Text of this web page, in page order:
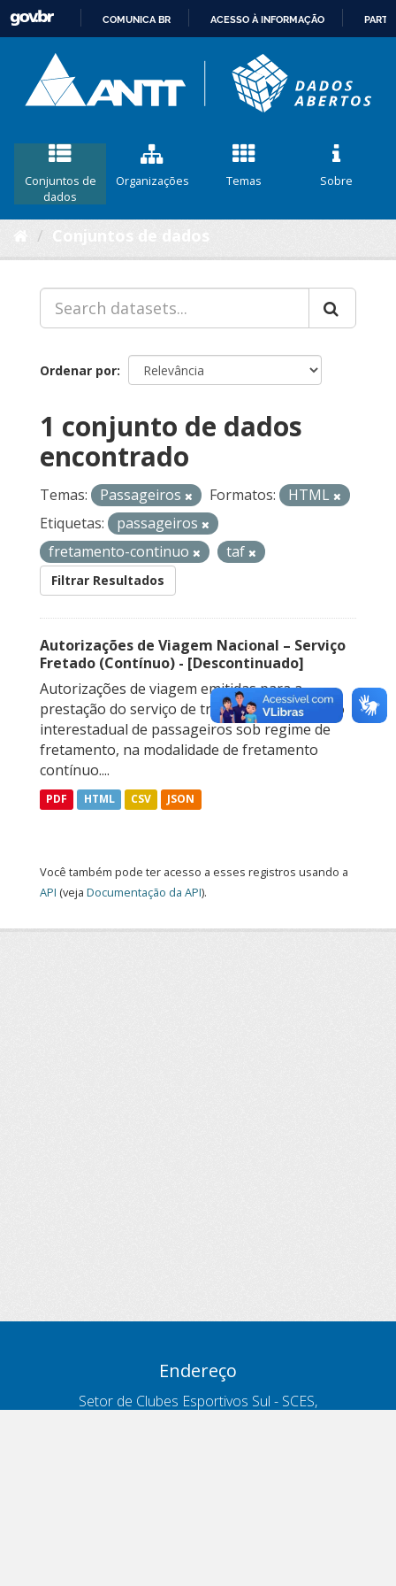
CONTEÚDO
COMUNICA BR ACESSO À INFORMAÇÃO
Conjuntos de
dados
Organizações Temas Sobre
Ordenar por
1 conjunto de dados
encontrado
Temas: Passageiros Formatos:
HTML
Etiquetas:
passageiros
fretamento-continuo
taf
Filtrar Resultados
Autorizações de Viagem Nacional – Serviço
Fretado (Contínuo) - [Descontinuado]
Autorizações de viagem emitidas para a
prestação do serviço de transporte rodoviário
interestadual de passageiros sob regime de
fretamento, na modalidade de fretamento
contínuo....
PDF HTML CSV JSON
Você também pode ter acesso a esses registros usando a
API (veja Documentação da API).
Endereço
Setor de Clubes Esportivos Sul - SCES,